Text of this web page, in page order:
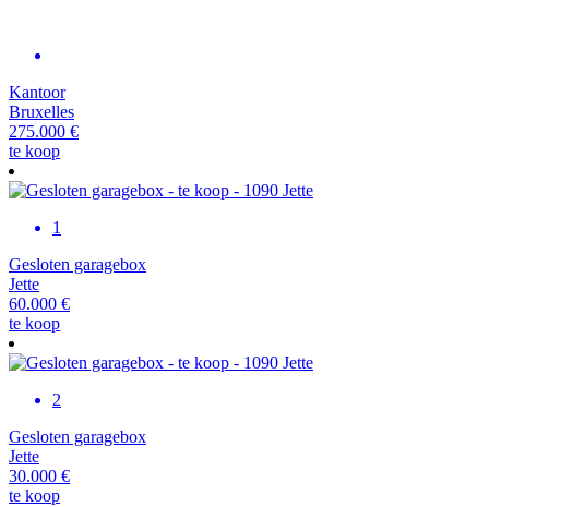
Kantoor
Bruxelles
275.000 €
te koop
1
Gesloten garagebox
Jette
60.000 €
te koop
2
Gesloten garagebox
Jette
30.000 €
te koop